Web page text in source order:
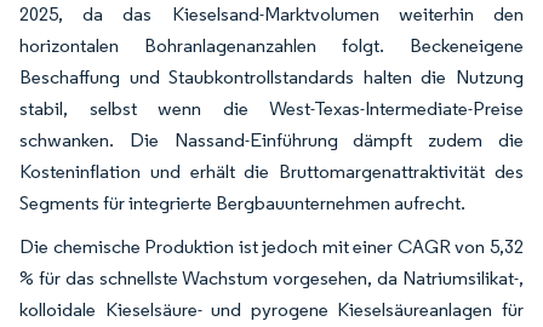
2025, da das Kieselsand-Marktvolumen weiterhin den
horizontalen Bohranlagenanzahlen folgt. Beckeneigene
Beschaffung und Staubkontrollstandards halten die Nutzung
stabil, selbst wenn die West-Texas-Intermediate-Preise
schwanken. Die Nassand-Einführung dämpft zudem die
Kosteninflation und erhält die Bruttomargenattraktivität des
Segments für integrierte Bergbauunternehmen aufrecht.
Die chemische Produktion ist jedoch mit einer CAGR von 5,32
% für das schnellste Wachstum vorgesehen, da Natriumsilikat-,
kolloidale Kieselsäure- und pyrogene Kieselsäureanlagen für